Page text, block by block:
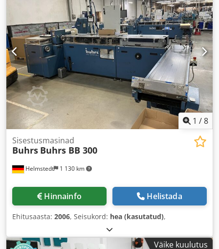
1 /8
Helmstedt 1 130 km
Sisestusmasinad
Buhrs Buhrs BB 300
Hinnainfo Helistada
Ehitusaasta: 2006, Seisukord: hea (kasutatud),
Väike kuulutus